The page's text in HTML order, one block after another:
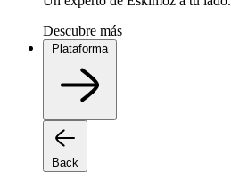
Descubre más
Plataforma
Back